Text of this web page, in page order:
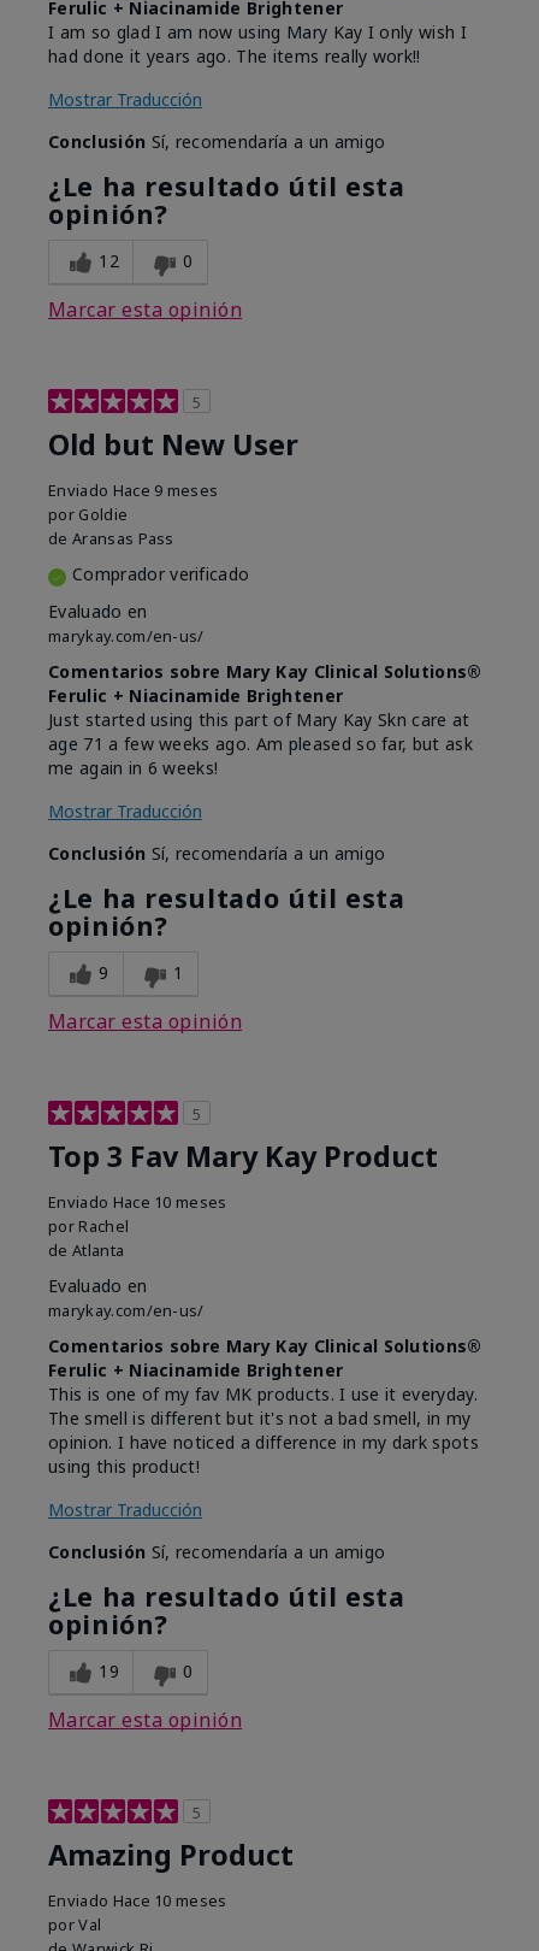
Ferulic + Niacinamide Brightener
I am so glad I am now using Mary Kay I only wish I
had done it years ago. The items really work!!
Mostrar Traducción
Conclusión Sí, recomendaría a un amigo
¿Le ha resultado útil esta
opinión?
12 0
Marcar esta opinión
5
Old but New User
Enviado Hace 9 meses
por Goldie
de Aransas Pass
Comprador verificado
Evaluado en
marykay.com/en-us/
Comentarios sobre Mary Kay Clinical Solutions®
Ferulic + Niacinamide Brightener
Just started using this part of Mary Kay Skn care at
age 71 a few weeks ago. Am pleased so far, but ask
me again in 6 weeks!
Mostrar Traducción
Conclusión Sí, recomendaría a un amigo
¿Le ha resultado útil esta
opinión?
9 1
Marcar esta opinión
5
Top 3 Fav Mary Kay Product
Enviado Hace 10 meses
por Rachel
de Atlanta
Evaluado en
marykay.com/en-us/
Comentarios sobre Mary Kay Clinical Solutions®
Ferulic + Niacinamide Brightener
This is one of my fav MK products. I use it everyday.
The smell is different but it's not a bad smell, in my
opinion. I have noticed a difference in my dark spots
using this product!
Mostrar Traducción
Conclusión Sí, recomendaría a un amigo
¿Le ha resultado útil esta
opinión?
19 0
Marcar esta opinión
5
Amazing Product
Enviado Hace 10 meses
porVal